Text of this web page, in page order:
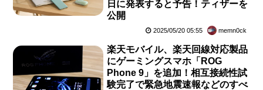
日に発表すると予告！ティザーを
公開
2025/05/20 05:55 memn0ck
楽天モバイル、楽天回線対応製品
にゲーミングスマホ「ROG
Phone 9」を追加！相互接続性試
験完了で緊急地震速報などのすべ